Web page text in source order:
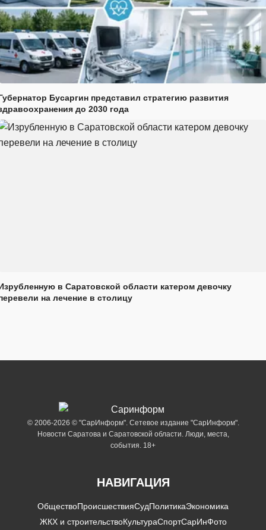
Бусаргин представил стратегию развития
до 2030 года
в Саратовской области катером девочку
на лечение в столицу
© 2006-2026 © "СарИнформ". Сетевое издание "СарИнформ".
Новости Саратова и Саратовской области. Люди, места,
события. 18+
НАВИГАЦИЯ
ОбществоПроисшествияСудПолитикаЭкономика
ЖКХ и строительствоКультураСпортСарИнФото